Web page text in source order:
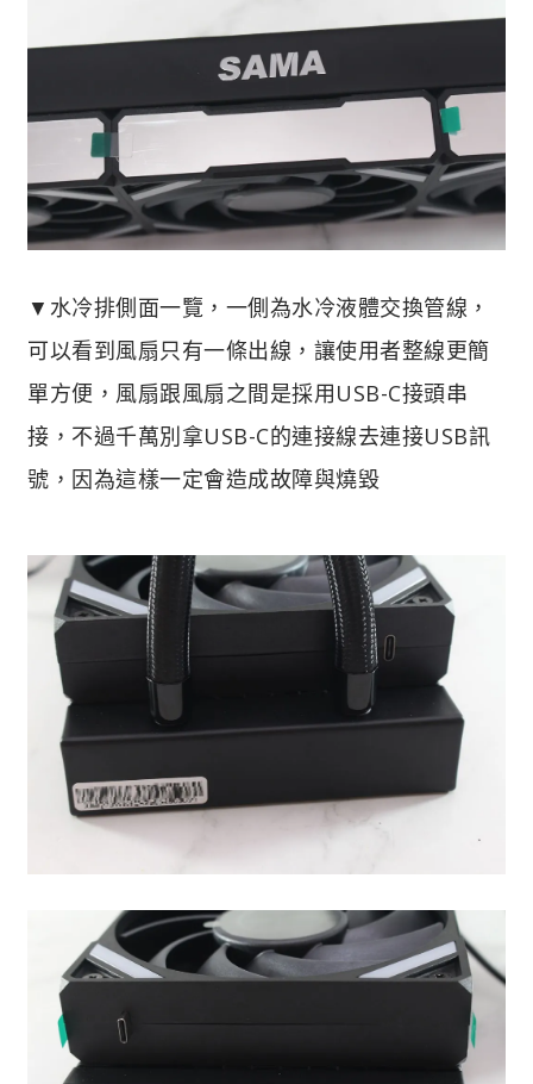
▼水冷排側面一覽，一側為水冷液體交換管線，
可以看到風扇只有一條出線，讓使用者整線更簡
單方便，風扇跟風扇之間是採用USB-C接頭串
接，不過千萬別拿USB-C的連接線去連接USB訊
號，因為這樣一定會造成故障與燒毀